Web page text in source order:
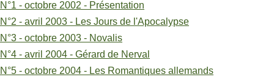
Armel
Guerne
et
N°1 - octobre 2002 - Présentation
N°2 - avril 2003 - Les Jours de l'Apocalypse
N°3 - octobre 2003 - Novalis
N°4 - avril 2004 - Gérard de Nerval
N°5 - octobre 2004 - Les Romantiques allemands